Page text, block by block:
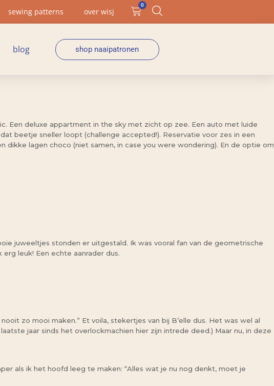
sewing patterns over wisj
0
blog shop naaipatronen
Een deluxe appartment in the sky met zicht op zee. Een auto met luide
beetje sneller loopt (challenge accepted!). Reservatie voor zes in een
lagen choco (niet samen, in case you were wondering). En de optie om
juweeltjes stonden er uitgestald. Ik was vooral fan van de geometrische
leuk! Een echte aanrader dus.
zo mooi maken.” Et voila, stekertjes van bij B’elle dus. Het was wel al
jaar sinds het overlockmachien hier zijn intrede deed.) Maar nu, in deze
als ik het hoofd leeg te maken: “Alles wat je nu nog denkt, moet je